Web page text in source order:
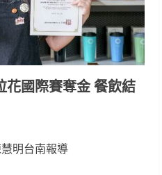
花國際賽奪金 餐飲結
明台南報導